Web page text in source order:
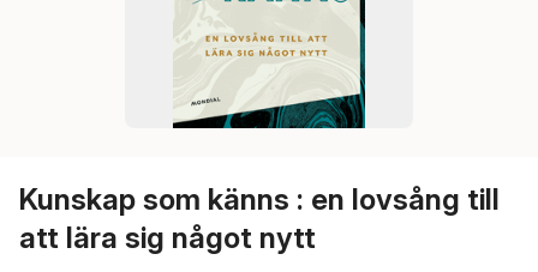
Kunskap som känns : en lovsång till
att lära sig något nytt